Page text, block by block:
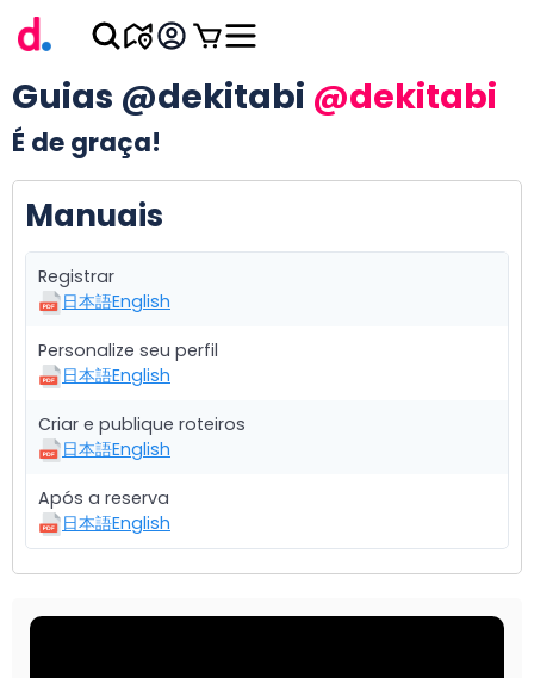
Guias @dekitabi @dekitabi
É de graça!
Manuais
Registrar
日本語English
Personalize seu perfil
日本語English
Criar e publique roteiros
日本語English
Após a reserva
日本語English